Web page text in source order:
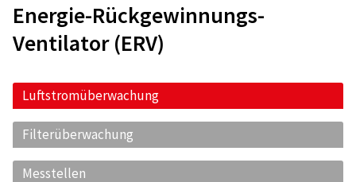
Energie-Rückgewinnungs-
Ventilator (ERV)
Luftstromüberwachung
Filterüberwachung
Messtellen